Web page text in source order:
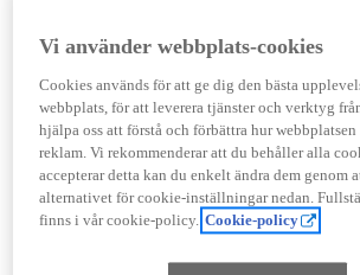
Föbrukning
Förbrukning
Euro Class
EURO 6
Kombinerad Co2
Vi använder webbplats-cookies
Cookies används för att ge dig den bästa
webbplats, för att leverera tjänster och verktyg
hjälpa oss att förstå och förbättra hur
reklam. Vi rekommenderar att du behåller alla
accepterar detta kan du enkelt ändra dem genom
alternativet för cookie-inställningar nedan.
finns i vår cookie-policy. Cookie-policy